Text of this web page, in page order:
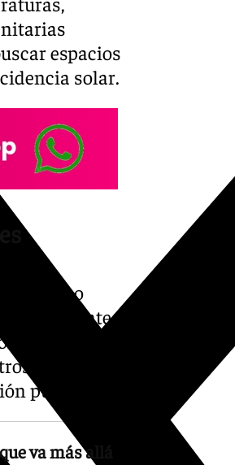
espacios
solar.
el único
durante
barrios a
pública.
va más allá